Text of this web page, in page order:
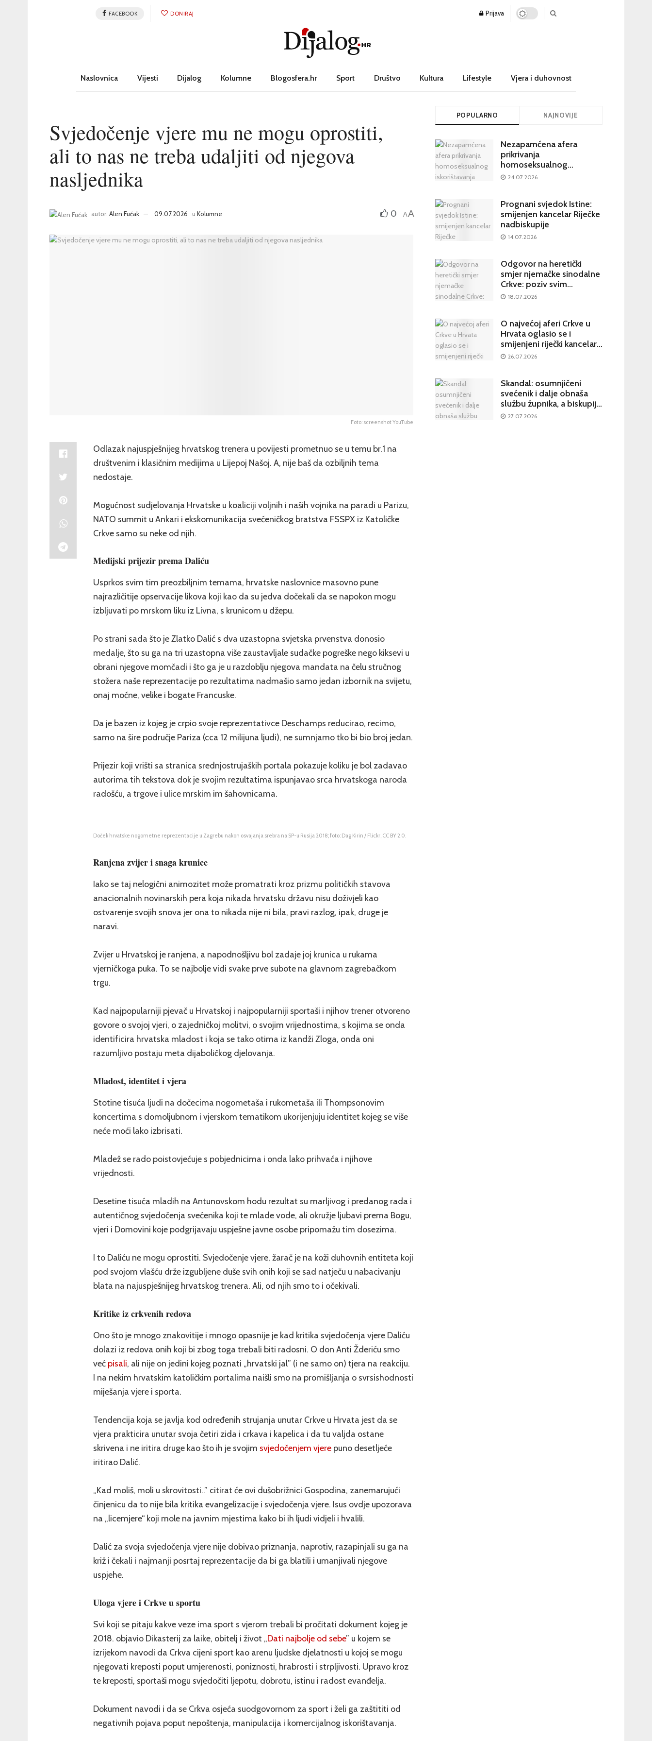
FACEBOOK DONIRAJ Prijava
Naslovnica Vijesti Dijalog Kolumne Blogosfera.hr Sport Društvo Kultura Lifestyle Vjera i duhovnost
Svjedočenje vjere mu ne mogu oprostiti,
ali to nas ne treba udaljiti od njegova
nasljednika
autor: Alen Fućak 09.07.2026 u Kolumne 0 AA
Foto: screenshot YouTube
Odlazak najuspješnijeg hrvatskog trenera u povijesti prometnuo se u temu br.1 na
društvenim i klasičnim medijima u Lijepoj Našoj. A, nije baš da ozbiljnih tema
nedostaje.
Mogućnost sudjelovanja Hrvatske u koaliciji voljnih i naših vojnika na paradi u Parizu,
NATO summit u Ankari i ekskomunikacija svećeničkog bratstva FSSPX iz Katoličke
Crkve samo su neke od njih.
Medijski prijezir prema Daliću
Usprkos svim tim preozbiljnim temama, hrvatske naslovnice masovno pune
najrazličitije opservacije likova koji kao da su jedva dočekali da se napokon mogu
izbljuvati po mrskom liku iz Livna, s krunicom u džepu.
Po strani sada što je Zlatko Dalić s dva uzastopna svjetska prvenstva donosio
medalje, što su ga na tri uzastopna više zaustavljale sudačke pogreške nego kiksevi u
obrani njegove momčadi i što ga je u razdoblju njegova mandata na čelu stručnog
stožera naše reprezentacije po rezultatima nadmašio samo jedan izbornik na svijetu,
onaj moćne, velike i bogate Francuske.
Da je bazen iz kojeg je crpio svoje reprezentativce Deschamps reducirao, recimo,
samo na šire područje Pariza (cca 12 milijuna ljudi), ne sumnjamo tko bi bio broj jedan.
Prijezir koji vrišti sa stranica srednjostrujaških portala pokazuje koliku je bol zadavao
autorima tih tekstova dok je svojim rezultatima ispunjavao srca hrvatskoga naroda
radošću, a trgove i ulice mrskim im šahovnicama.
Doček hrvatske nogometne reprezentacije u Zagrebu nakon osvajanja srebra na SP-u Rusija 2018; foto: Dag Kirin / Flickr, CC BY 2.0.
Ranjena zvijer i snaga krunice
Iako se taj nelogični animozitet može promatrati kroz prizmu političkih stavova
anacionalnih novinarskih pera koja nikada hrvatsku državu nisu doživjeli kao
ostvarenje svojih snova jer ona to nikada nije ni bila, pravi razlog, ipak, druge je
naravi.
Zvijer u Hrvatskoj je ranjena, a napodnošljivu bol zadaje joj krunica u rukama
vjerničkoga puka. To se najbolje vidi svake prve subote na glavnom zagrebačkom
trgu.
Kad najpopularniji pjevač u Hrvatskoj i najpopularniji sportaši i njihov trener otvoreno
govore o svojoj vjeri, o zajedničkoj molitvi, o svojim vrijednostima, s kojima se onda
identificira hrvatska mladost i koja se tako otima iz kandži Zloga, onda oni
razumljivo postaju meta dijaboličkog djelovanja.
Mladost, identitet i vjera
Stotine tisuća ljudi na dočecima nogometaša i rukometaša ili Thompsonovim
koncertima s domoljubnom i vjerskom tematikom ukorijenjuju identitet kojeg se više
neće moći lako izbrisati.
Mladež se rado poistovjećuje s pobjednicima i onda lako prihvaća i njihove
vrijednosti.
Desetine tisuća mladih na Antunovskom hodu rezultat su marljivog i predanog rada i
autentičnog svjedočenja svećenika koji te mlade vode, ali okružje ljubavi prema Bogu,
vjeri i Domovini koje podgrijavaju uspješne javne osobe pripomažu tim dosezima.
I to Daliću ne mogu oprostiti. Svjedočenje vjere, žarač je na koži duhovnih entiteta koji
pod svojom vlašću drže izgubljene duše svih onih koji se sad natječu u nabacivanju
blata na najuspješnijeg hrvatskog trenera. Ali, od njih smo to i očekivali.
Kritike iz crkvenih redova
Ono što je mnogo znakovitije i mnogo opasnije je kad kritika svjedočenja vjere Daliću
dolazi iz redova onih koji bi zbog toga trebali biti radosni. O don Anti Žderiću smo
već pisali, ali nije on jedini kojeg poznati „hrvatski jal” (i ne samo on) tjera na reakciju.
I na nekim hrvatskim katoličkim portalima naišli smo na promišljanja o svrsishodnosti
miješanja vjere i sporta.
Tendencija koja se javlja kod određenih strujanja unutar Crkve u Hrvata jest da se
vjera prakticira unutar svoja četiri zida i crkava i kapelica i da tu valjda ostane
skrivena i ne iritira druge kao što ih je svojim svjedočenjem vjere puno desetljeće
iritirao Dalić.
„Kad moliš, moli u skrovitosti..” citirat će ovi dušobrižnici Gospodina, zanemarujući
činjenicu da to nije bila kritika evangelizacije i svjedočenja vjere. Isus ovdje upozorava
na „licemjere“ koji mole na javnim mjestima kako bi ih ljudi vidjeli i hvalili.
Dalić za svoja svjedočenja vjere nije dobivao priznanja, naprotiv, razapinjali su ga na
križ i čekali i najmanji posrtaj reprezentacije da bi ga blatili i umanjivali njegove
uspjehe.
Uloga vjere i Crkve u sportu
Svi koji se pitaju kakve veze ima sport s vjerom trebali bi pročitati dokument kojeg je
2018. objavio Dikasterij za laike, obitelj i život „Dati najbolje od sebe” u kojem se
izrijekom navodi da Crkva cijeni sport kao arenu ljudske djelatnosti u kojoj se mogu
njegovati kreposti poput umjerenosti, poniznosti, hrabrosti i strpljivosti. Upravo kroz
te kreposti, sportaši mogu svjedočiti ljepotu, dobrotu, istinu i radost evanđelja.
Dokument navodi i da se Crkva osjeća suodgovornom za sport i želi ga zaštititi od
negativnih pojava poput nepoštenja, manipulacija i komercijalnog iskorištavanja.
POPULARNO NAJNOVIJE
Nezapamćena afera
prikrivanja
homoseksualnog
iskorištavanja maloljetnika
Hrvatsku
24.07.2026
Prognani svjedok Istine:
smijenjen kancelar Riječke
nadbiskupije
14.07.2026
Odgovor na heretički
smjer njemačke sinodalne
Crkve: poziv svim
katolicima na potpisivanje
18.07.2026
O najvećoj aferi Crkve u
Hrvata oglasio se i
smijenjeni riječki kancelar:
kultura šutnje stvara nove
26.07.2026
Skandal: osumnjičeni
svećenik i dalje obnaša
službu župnika, a biskupija
priopćila da je sve
27.07.2026